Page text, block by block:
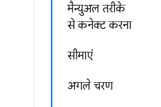
मैन्युअल तरीके
से कनेक्ट करना
सीमाएं
अगले चरण